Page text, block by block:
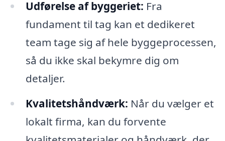
Udførelse af byggeriet: Fra
fundament til tag kan et dedikeret
team tage sig af hele byggeprocessen,
så du ikke skal bekymre dig om
detaljer.
Kvalitetshåndværk: Når du vælger et
lokalt firma, kan du forvente